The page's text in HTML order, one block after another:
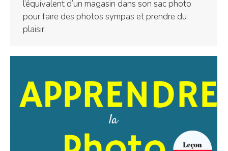
l’équivalent d’un magasin dans son sac photo
pour faire des photos sympas et prendre du
plaisir.